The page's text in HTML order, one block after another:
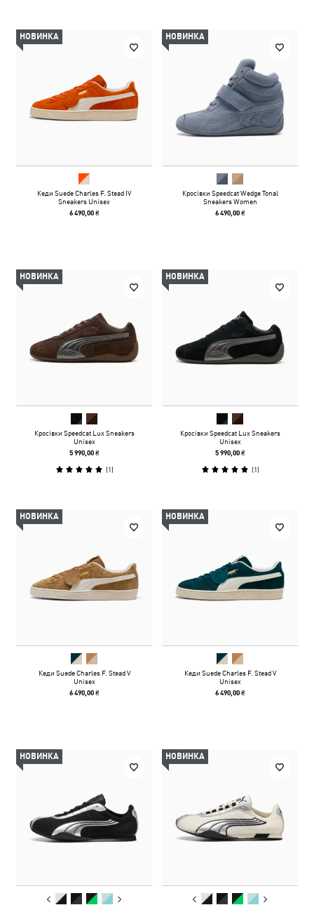
НОВИНКА
Кеди Suede Charles F. Stead IV
Sneakers Unisex
6 490,00 ₴
НОВИНКА
Кросівки Speedcat Wedge Tonal
Sneakers Women
6 490,00 ₴
НОВИНКА
Кросівки Speedcat Lux Sneakers
Unisex
5 990,00 ₴
(1)
НОВИНКА
Кросівки Speedcat Lux Sneakers
Unisex
5 990,00 ₴
(1)
НОВИНКА
Кеди Suede Charles F. Stead V
Unisex
6 490,00 ₴
НОВИНКА
Кеди Suede Charles F. Stead V
Unisex
6 490,00 ₴
НОВИНКА НОВИНКА